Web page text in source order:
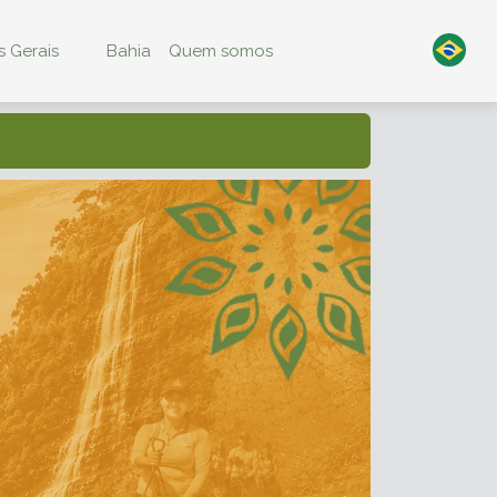
Gerais Bahia Quem somos